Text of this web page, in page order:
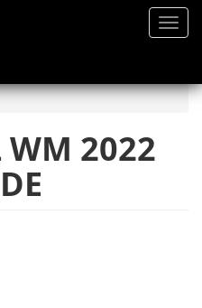
WM 2022